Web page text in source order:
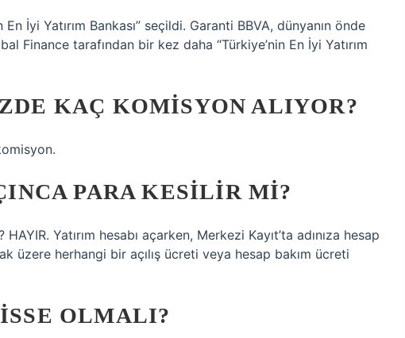
İyi Yatırım Bankası” seçildi. Garanti BBVA, dünyanın önde
Finance tarafından bir kez daha “Türkiye’nin En İyi Yatırım
KAÇ KOMISYON ALIYOR?
PARA KESILIR MI?
Yatırım hesabı açarken, Merkezi Kayıt’ta adınıza hesap
üzere herhangi bir açılış ücreti veya hesap bakım ücreti
OLMALI?